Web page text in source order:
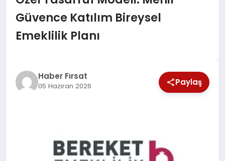
SAĞLIK
MAGAZİN
Güvence Katılım Bireysel
Emeklilik Planı
Haber Fırsat
05 Haziran 2026 Paylaş